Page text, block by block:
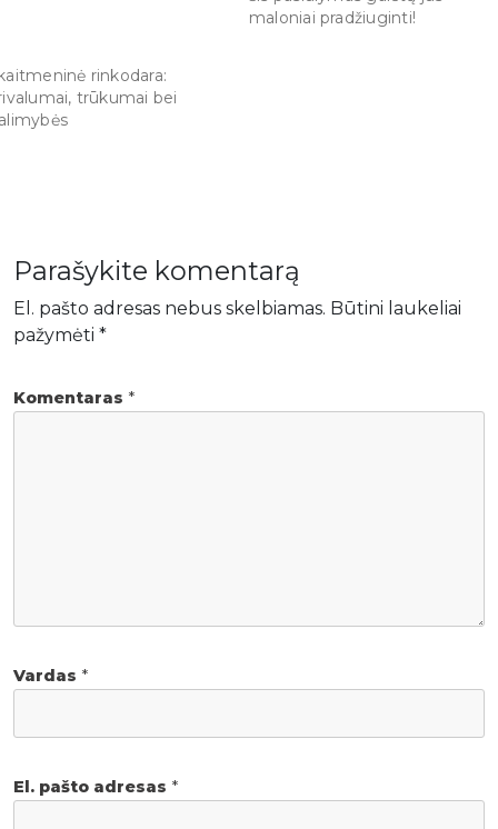
maloniai pradžiuginti!
rinkodara:
trūkumai bei
Parašykite komentarą
El. pašto adresas nebus skelbiamas. Būtini laukeliai
pažymėti *
Komentaras *
Vardas *
El. pašto adresas *